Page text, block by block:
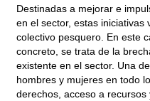
Destinadas a mejorar e
en el sector, estas iniciativas
colectivo pesquero. En este
concreto, se trata de la
existente en el sector. Una
hombres y mujeres en todo
derechos, acceso a recursos